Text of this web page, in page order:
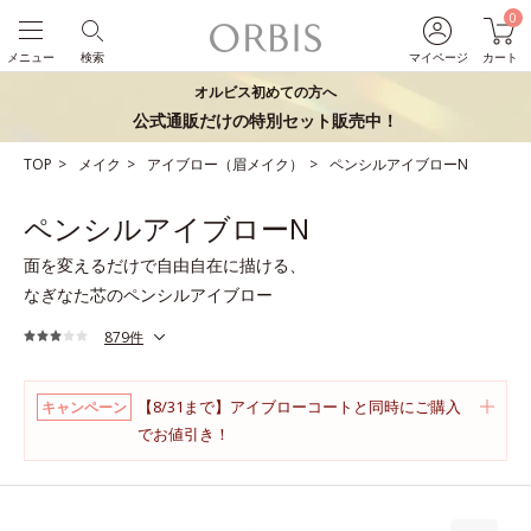
マイページ
0
カート
検索
メニュー
オルビス初めての方へ
公式通販だけの特別セット販売中！
TOP メイク アイブロー（眉メイク） ペンシルアイブローN
ペンシルアイブローN
面を変えるだけで自由自在に描ける、
なぎなた芯のペンシルアイブロー
879件
キャンペーン
【8/31まで】アイブローコートと同時にご購入
でお値引き！